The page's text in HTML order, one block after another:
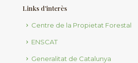
Links d’interès
Centre de la Propietat Forestal
ENSCAT
Generalitat de Catalunya